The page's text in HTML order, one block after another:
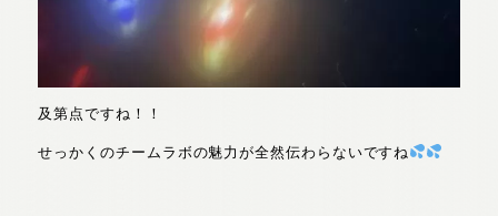
及第点ですね！！
せっかくのチームラボの魅力が全然伝わらないですね